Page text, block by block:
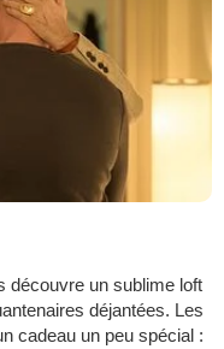
découvre un sublime loft
déjantées. Les
cadeau un peu spécial :